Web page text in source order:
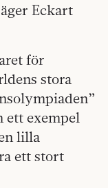
Eckart
för
stora
ett exempel
lilla
ett stort